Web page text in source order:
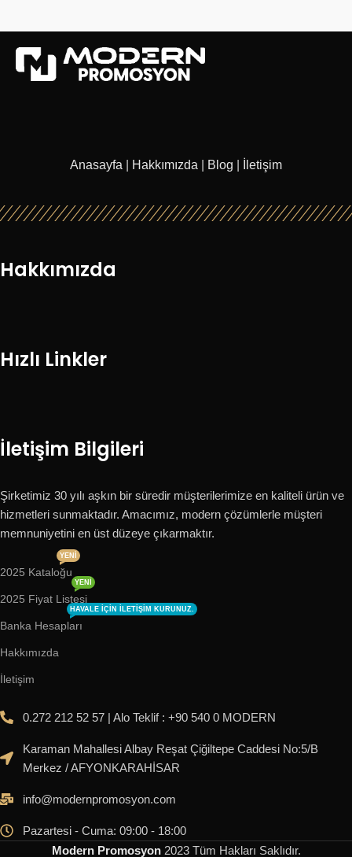
Anasayfa Hakkımızda Blog İletişim
Hakkımızda
Hızlı Linkler
İletişim Bilgileri
Şirketimiz 30 yılı aşkın bir süredir müşterilerimize en kaliteli ürün ve
hizmetleri sunmaktadır. Amacımız, modern çözümlerle müşteri
memnuniyetini en üst düzeye çıkarmaktır.
2025 Kataloğu
YENI
2025 Fiyat Listesi
YENI
Banka Hesapları
HAVALE IÇIN ILETIŞIM KURUNUZ.
Hakkımızda
İletişim
0.272 212 52 57 | Alo Teklif : +90 540 0 MODERN
Karaman Mahallesi Albay Reşat Çiğiltepe Caddesi No:5/B
Merkez / AFYONKARAHİSAR
info@modernpromosyon.com
Pazartesi - Cuma: 09:00 - 18:00
Modern Promosyon 2023 Tüm Hakları Saklıdır.